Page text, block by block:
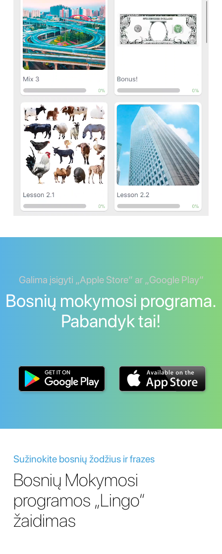
Galima įsigyti „Apple Store“ ar „Google Play“
Bosnių mokymosi programa.
Pabandyk tai!
Sužinokite bosnių žodžius ir frazes
Bosnių Mokymosi
programos „Lingo“
žaidimas